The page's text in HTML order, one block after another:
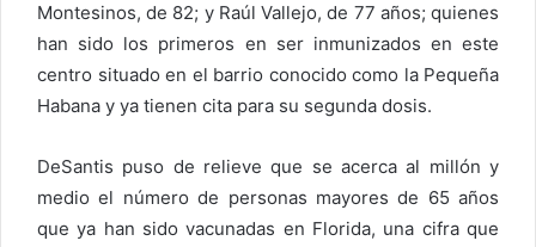
Montesinos, de 82; y Raúl Vallejo, de 77 años; quienes
han sido los primeros en ser inmunizados en este
centro situado en el barrio conocido como la Pequeña
Habana y ya tienen cita para su segunda dosis.
DeSantis puso de relieve que se acerca al millón y
medio el número de personas mayores de 65 años
que ya han sido vacunadas en Florida, una cifra que